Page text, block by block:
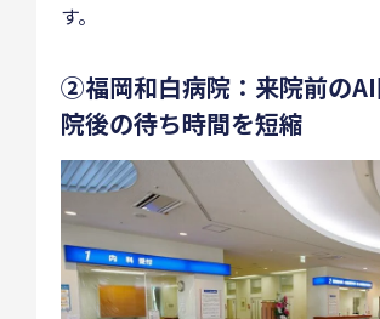
す。
②福岡和白病院：来院前の
院後の待ち時間を短縮